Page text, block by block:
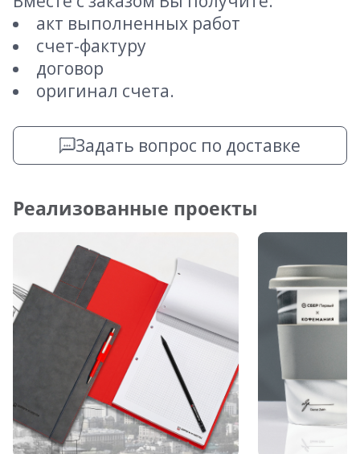
акт выполненных работ
счет-фактуру
договор
оригинал счета.
Задать вопрос по доставке
Реализованные проекты